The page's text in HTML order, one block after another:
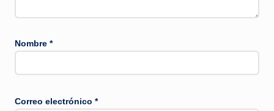
Nombre *
Correo electrónico *